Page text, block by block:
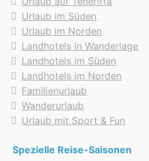
Urlaub im Süden
Urlaub im Norden
Landhotels in Wanderlage
Landhotels im Süden
Landhotels im Norden
Familienurlaub
Wanderurlaub
Urlaub mit Sport & Fun
Spezielle Reise-Saisonen